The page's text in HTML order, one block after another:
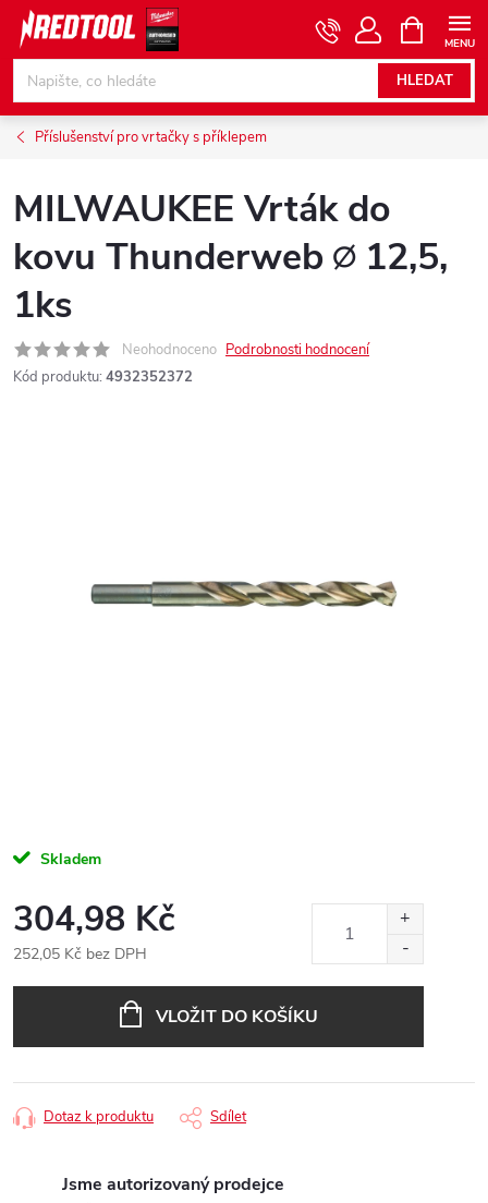
Přejít
obsah
HLEDAT
NÁKUPNÍ
KOŠÍK
Příslušenství pro vrtačky s příklepem
MILWAUKEE Vrták do
kovu Thunderweb ∅ 12,5,
1ks
Neohodnoceno Podrobnosti hodnocení
Kód produktu: 4932352372
Skladem
304,98 Kč
252,05 Kč bez DPH
VLOŽIT DO KOŠÍKU
Dotaz k produktu Sdílet
Jsme autorizovaný prodejce